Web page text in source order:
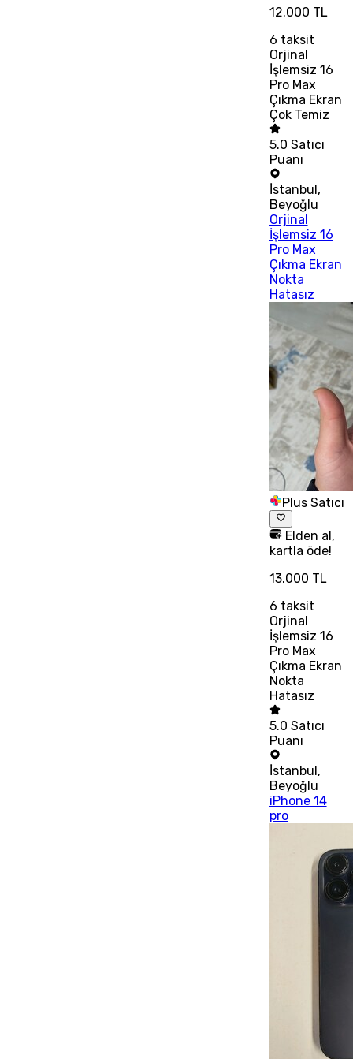
12.000 TL
6 taksit
Orjinal
İşlemsiz 16
Pro Max
Çıkma Ekran
Çok Temiz
5.0 Satıcı
Puanı
İstanbul,
Beyoğlu
Orjinal
İşlemsiz 16
Pro Max
Çıkma Ekran
Nokta
Hatasız
Plus Satıcı
Elden al,
kartla öde!
13.000 TL
6 taksit
Orjinal
İşlemsiz 16
Pro Max
Çıkma Ekran
Nokta
Hatasız
5.0 Satıcı
Puanı
İstanbul,
Beyoğlu
iPhone 14
pro